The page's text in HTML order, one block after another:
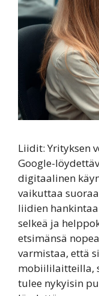
Liidit: Yrityksen
Google-
digitaalinen
vaikuttaa
liidien
selkeä ja
etsimänsä
varmistaa, että
mobiililaitteilla,
tulee nykyisin